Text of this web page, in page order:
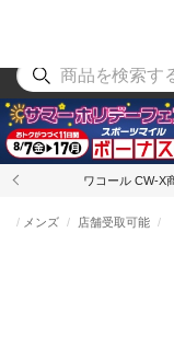
ア
ワコール CW-X
メンズ 店舗受取可能